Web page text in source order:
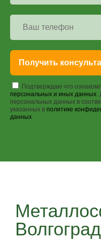
Получить
Подтверждаю что
персональных и иных данных.
персональных данных в
указанных в политике
данных
Волгоград